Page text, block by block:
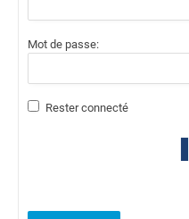
Mot de passe:
Rester connecté